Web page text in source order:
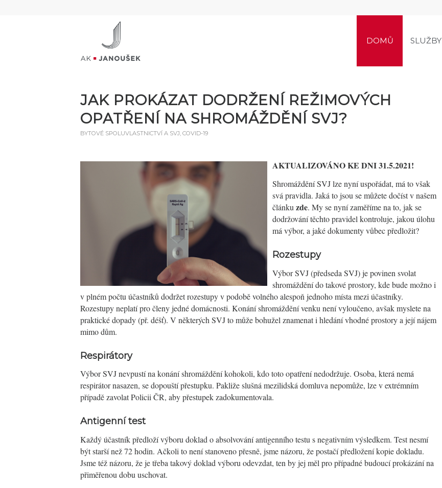
DOMŮ SLUŽBY
JAK PROKÁZAT DODRŽENÍ REŽIMOVÝCH
OPATŘENÍ NA SHROMÁŽDĚNÍ SVJ?
BYTOVÉ SPOLUVLASTNICTVÍ A SVJ, COVID-19
AKTUALIZOVÁNO KE DNI 31.5.2021!
Shromáždění SVJ lze nyní uspořádat, má to však
svá pravidla. Jaká to jsou se můžete dočíst v našem
článku zde. My se nyní zaměříme na to, jak se
dodržování těchto pravidel kontroluje, jakou úlohu
má výbor, a jaké dokumenty vůbec předložit?
Rozestupy
Výbor SVJ (předseda SVJ) je povinen svolat
shromáždění do takové prostory, kde bude možno i
v plném počtu účastníků dodržet rozestupy v podobě volného alespoň jednoho místa mezi účastníky.
Rozestupy neplatí pro členy jedné domácnosti. Konání shromáždění venku není vyloučeno, avšak myslete na
praktické dopady (př. déšť). V některých SVJ to může bohužel znamenat i hledání vhodné prostory a její nájem
mimo dům.
Respirátory
Výbor SVJ nevpustí na konání shromáždění kohokoli, kdo toto opatření nedodržuje. Osoba, která nemá
respirátor nasazen, se dopouští přestupku. Pakliže slušná mezilidská domluva nepomůže, lze v extrémním
případě zavolat Policii ČR, aby přestupek zadokumentovala.
Antigenní test
Každý účastník předloží výboru doklad o absolvování antigenního testu s negativním výsledkem. Test nesmí
být starší než 72 hodin. Ačkoli to není stanoveno přesně, jsme názoru, že postačí předložení kopie dokladu.
Jsme též názoru, že je třeba takový doklad výboru odevzdat, ten by jej měl pro případné budoucí prokázání na
přiměřenou dobu uschovat.